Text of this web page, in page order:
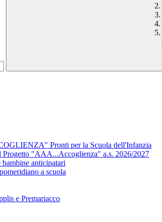
Pronti per la Scuola dell'Infanzia
"AAA...Accoglienza" a.s. 2026/2027
anticipatari
a scuola
e Premariacco